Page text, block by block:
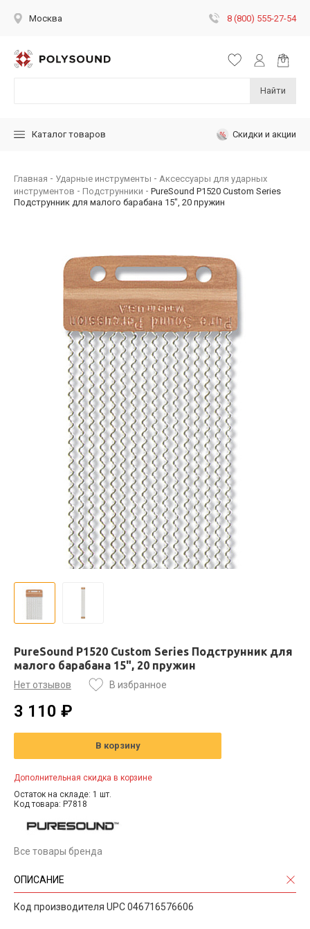
Москва 8 (800) 555-27-54
Найти
Каталог товаров Скидки и акции
Главная Ударные инструменты
Аксессуары для ударных
инструментов
Подструнники
PureSound P1520 Custom Series
Подструнник для малого барабана 15", 20 пружин
PureSound P1520 Custom Series Подструнник для
малого барабана 15", 20 пружин
Нет отзывов В избранное
3 110 ₽
В корзину
Дополнительная скидка в корзине
Остаток на складе: 1 шт.
Код товара: P7818
Все товары бренда
ОПИСАНИЕ
Код производителя UPC 046716576606